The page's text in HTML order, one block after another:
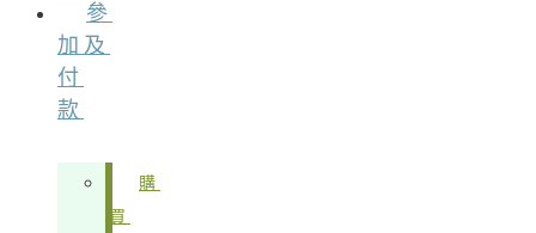
參
加及
付
款
購
買